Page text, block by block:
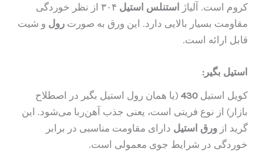
کروم است. آلیاژ استنلس استیل
۳۰۴ از نظر خوردگی
مقاومت بسیار بالایی دارد. این ورق به صورت رول و شیت
قابل ارائه است.
استیل بگیر:
کویل استیل 430
(یا همان رول استیل بگیر در اصطلاح
بازار) از نوع فریتی است، یعنی جذب آهن‌ربا می‌شود. این
گرید ازورق استیل دارای مقاومت مناسبی در برابر
خوردگی در شرایط جوی معمولی است.